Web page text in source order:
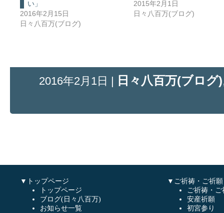
い」
2016年2月15日
日々八百万(ブログ)
2015年2月1日
日々八百万(ブログ)
2016年2月1日 | 日々八百万(ブログ)
▼トップページ
トップページ
ブログ(日々八百万)
お知らせ一覧
▼ご祈祷・ご祈願
ご祈祷・ご
安産祈願
初宮参り